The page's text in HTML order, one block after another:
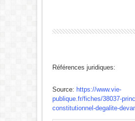
Références juridiques:
Source: https://www.vie-
publique.fr/fiches/38037-
constitutionnel-degalite-